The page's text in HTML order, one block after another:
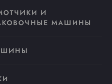
И
МАШИНЫ